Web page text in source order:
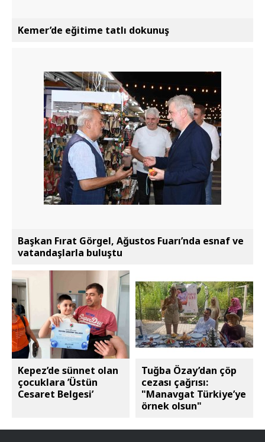
Kemer’de eğitime tatlı dokunuş
Başkan Fırat Görgel, Ağustos Fuarı’nda esnaf ve
vatandaşlarla buluştu
Kepez’de sünnet olan
çocuklara ’Üstün
Cesaret Belgesi’
Tuğba Özay’dan çöp
cezası çağrısı:
"Manavgat Türkiye’ye
örnek olsun"